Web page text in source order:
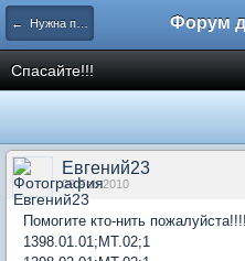
← Нужна помощь
Спасайте!!!
Евгений23
09 Feb 2010
Помогите кто-нить
1398.01.01;МТ.02;1